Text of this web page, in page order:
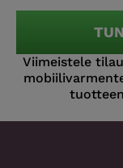
Viimeistele